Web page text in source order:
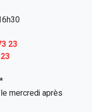
23
mercredi après